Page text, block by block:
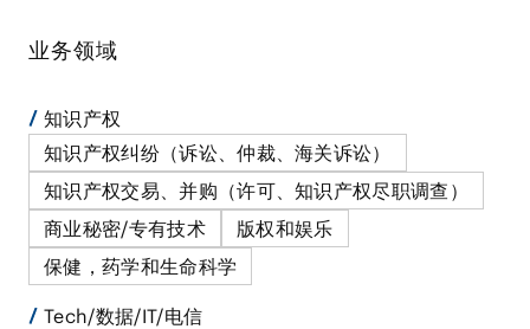
业务领域
知识产权
知识产权纠纷（诉讼、仲裁、海关诉讼）
知识产权交易、并购（许可、知识产权尽职调查）
商业秘密/专有技术
版权和娱乐
保健，药学和生命科学
Tech/数据/IT/电信